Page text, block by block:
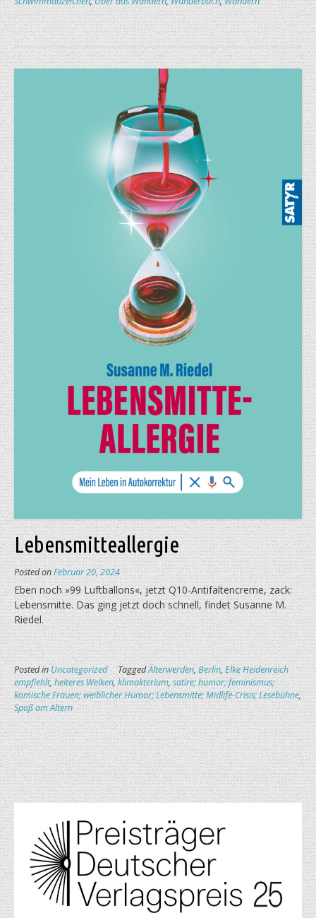
Lebensmitteallergie
Posted onFebruar 20, 2024
Eben noch »99 Luftballons«, jetzt Q10-Antifaltencreme, zack:
Lebensmitte. Das ging jetzt doch schnell, findet Susanne M.
Riedel.
Posted inUncategorized TaggedÄlterwerden,Berlin,Elke Heidenreich
empfiehlt,heiteres Welken,klimakterium,satire; humor; feminismus;
komische Frauen; weiblicher Humor; Lebensmitte; Midlife-Crisis; Lesebühne,
Spaß am Altern